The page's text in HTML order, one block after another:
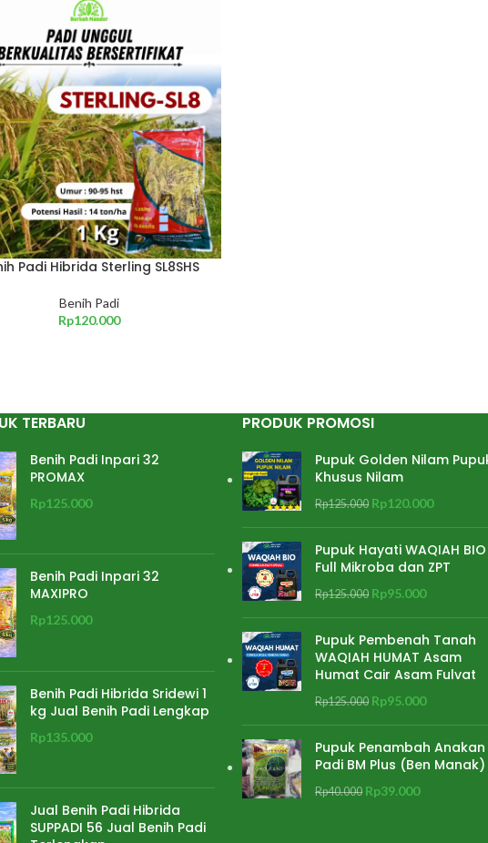
Padi Hibrida Sterling SL8SHS
Benih Padi
Rp120.000
TERBARU
Benih Padi Inpari 32
PROMAX
Rp125.000
Benih Padi Inpari 32
MAXIPRO
Rp125.000
Benih Padi Hibrida Sridewi 1
kg Jual Benih Padi Lengkap
Rp135.000
Jual Benih Padi Hibrida
SUPPADI 56 Jual Benih Padi
PRODUK PROMOSI
Pupuk Golden Nilam
Khusus Nilam
Rp125.000 Rp120.000
Pupuk Hayati WAQIAH BIO
Full Mikroba dan ZPT
Rp125.000 Rp95.000
Pupuk Pembenah Tanah
WAQIAH HUMAT Asam
Humat Cair Asam Fulvat
Rp125.000 Rp95.000
Pupuk Penambah Anakan
Padi BM Plus (Ben Manak)
Rp40.000 Rp39.000